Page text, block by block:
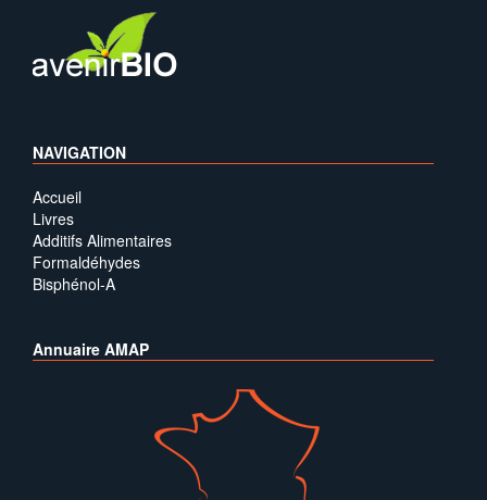
NAVIGATION
Accueil
Livres
Additifs Alimentaires
Formaldéhydes
Bisphénol-A
Annuaire AMAP